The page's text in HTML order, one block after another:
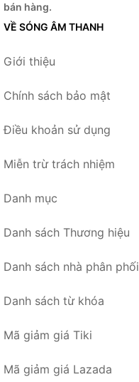
bán hàng.
VỀ SÓNG ÂM THANH
Giới thiệu
Chính sách bảo mật
Điều khoản sử dụng
Miễn trừ trách nhiệm
Danh mục
Danh sách Thương hiệu
Danh sách nhà phân phối
Danh sách từ khóa
Mã giảm giá Tiki
Mã giảm giá Lazada